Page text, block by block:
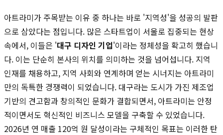
아트라미가 주목받는 이유 중 하나는 바로 '지역성'을 성공의 발판
으로 삼았다는 점입니다. 많은 스타트업이 서울로 집중되는 현상
속에서, 이들은 '대구 디자인 기업'이라는 정체성을 확고히 했습니
다. 이는 단순히 본사의 위치를 의미하는 것을 넘어섭니다. 지역
인재를 채용하고, 지역 사회와 연계하며 얻는 시너지는 아트라미
만의 독특한 경쟁력이 되었습니다. 대구라는 도시가 가진 제조업
기반의 견고함과 창의적인 문화가 결합되면서, 아트라미는 안정
적이면서도 혁신적인 비즈니스 모델을 구축할 수 있었습니다.
2026년 연 매출 120억 원 달성이라는 구체적인 목표는 이러한 탄